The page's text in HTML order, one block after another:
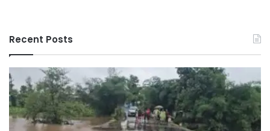
Recent Posts